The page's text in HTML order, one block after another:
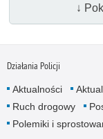
↓
Działania Policji
Aktualności
Ruch drogowy
Polemiki i